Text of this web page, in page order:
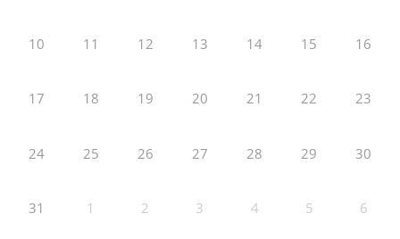
10 11 12 13 14 15 16
17 18 19 20 21 22 23
24 25 26 27 28 29 30
31 1 2 3 4 5 6